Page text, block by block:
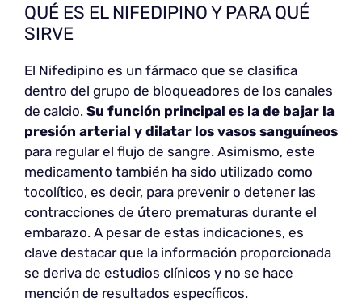
QUÉ ES EL NIFEDIPINO Y PARA QUÉ
SIRVE
El Nifedipino es un fármaco que se clasifica
dentro del grupo de bloqueadores de los canales
de calcio. Su función principal es la de bajar la
presión arterial y dilatar los vasos sanguíneos
para regular el flujo de sangre. Asimismo, este
medicamento también ha sido utilizado como
tocolítico, es decir, para prevenir o detener las
contracciones de útero prematuras durante el
embarazo. A pesar de estas indicaciones, es
clave destacar que la información proporcionada
se deriva de estudios clínicos y no se hace
mención de resultados específicos.